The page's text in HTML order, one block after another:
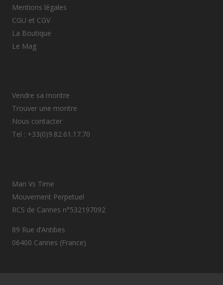
Mentions légales
CGU et CGV
La Boutique
Le Mag
Vendre sa montre
Trouver une montre
Nous contacter
Tel : +33(0)9.82.61.17.70
Man Vs Time
Mouvement Perpetuel
RCS de Cannes n°532197092
89 Rue d’Antibes
06400 Cannes (France)